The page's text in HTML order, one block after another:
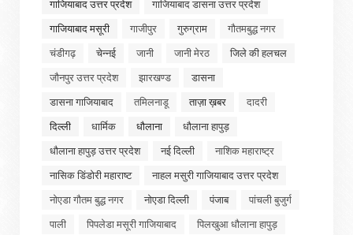
गाजियाबाद उत्तर प्रदेश
गाजियाबाद डासना उत्तर प्रदेश
गाजियाबाद मसूरी
गाजीपुर गुरुग्राम
गौतमबुद्ध नगर
चंडीगढ़
चेन्नई जानी जानी मेरठ
जिले की हलचल
जौनपुर उत्तर प्रदेश
झारखण्ड
डासना
डासना गाजियाबाद
तमिलनाडू ताज़ा ख़बर
दादरी
दिल्ली
धार्मिक धौलाना
धौलाना हापुड़
धौलाना हापुड़ उत्तर प्रदेश
नई दिल्ली
नाशिक महाराष्ट्र
नासिक डिंडोरी महाराष्ट
नाहल मसुरी गाजियाबाद उत्तर प्रदेश
नोएडा गौतम बुद्ध नगर
नोएडा दिल्ली पंजाब
पांचली बुजुर्ग
पाली
पिपलेडा मसूरी गाजियाबाद
पिलखुआ धौलाना हापुड़